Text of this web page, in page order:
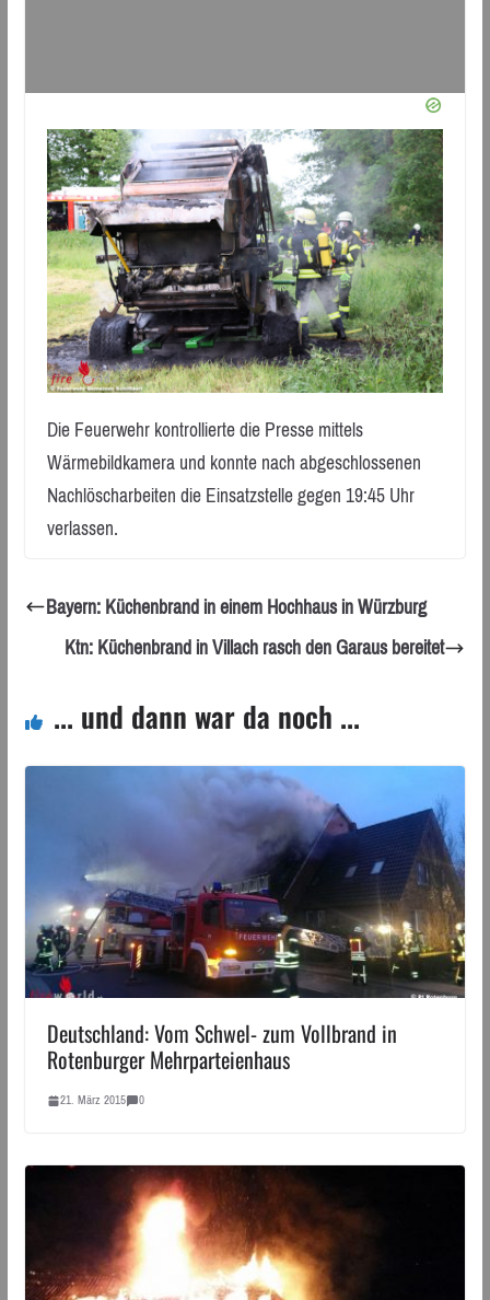
Die Feuerwehr kontrollierte die Presse mittels
Wärmebildkamera und konnte nach abgeschlossenen
Nachlöscharbeiten die Einsatzstelle gegen 19:45 Uhr
verlassen.
Bayern: Küchenbrand in einem Hochhaus in Würzburg
Ktn: Küchenbrand in Villach rasch den Garaus bereitet
... und dann war da noch ...
Deutschland: Vom Schwel- zum Vollbrand in
Rotenburger Mehrparteienhaus
21. März 2015 0